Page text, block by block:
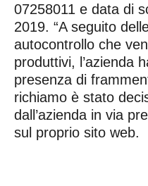
07258011 e data di
2019. “A seguito
autocontrollo che
produttivi, l’azienda
presenza di
richiamo è stato
dall’azienda in via
sul proprio sito web.